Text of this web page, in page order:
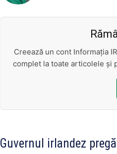
Creează un cont Informația
complet la toate articolele și
Guvernul irlandez